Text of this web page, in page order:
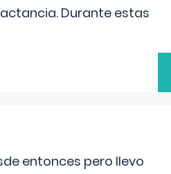
Durante estas
entonces pero llevo